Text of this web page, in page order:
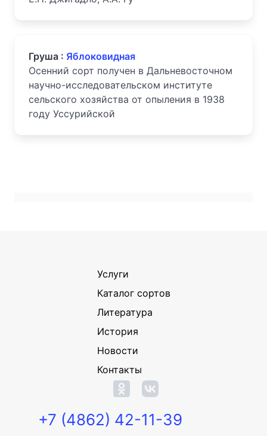
Груша : Яблоковидная
Осенний сорт получен в Дальневосточном
научно-исследовательском институте
сельского хозяйства от опыления в 1938
году Уссурийской
Услуги
Каталог сортов
Литература
История
Новости
Контакты
+7 (4862) 42-11-39